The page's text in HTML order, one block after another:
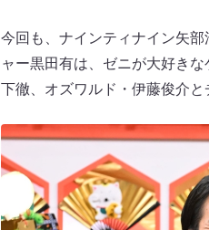
今回も、ナインティナイン矢
ャー黒田有は、ゼニが大好き
下徹、オズワルド・伊藤俊介